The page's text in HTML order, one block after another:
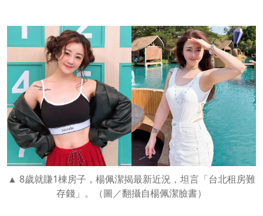
8歲就賺1棟房子，楊佩潔揭最新近況，坦言「台北租房難
存錢」。（圖／翻攝自楊佩潔臉書）